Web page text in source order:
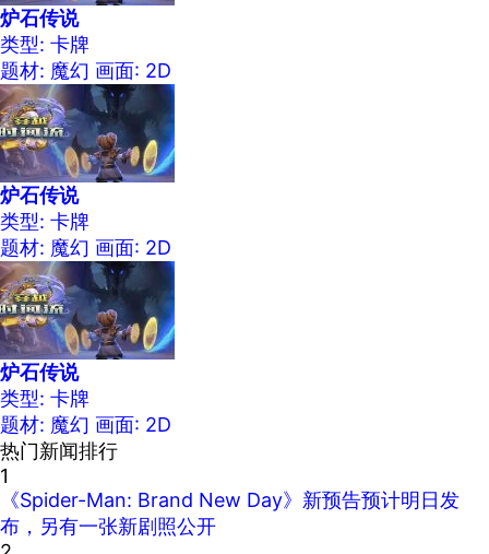
炉石传说
类型: 卡牌
题材: 魔幻 画面: 2D
炉石传说
类型: 卡牌
题材: 魔幻 画面: 2D
炉石传说
类型: 卡牌
题材: 魔幻 画面: 2D
热门新闻排行
1
《Spider-Man: Brand New Day》新预告预计明日发
布，另有一张新剧照公开